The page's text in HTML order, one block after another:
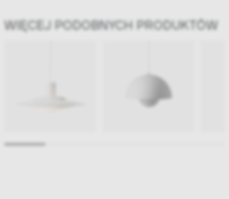
WIĘCEJ PODOBNYCH PRODUKTÓW